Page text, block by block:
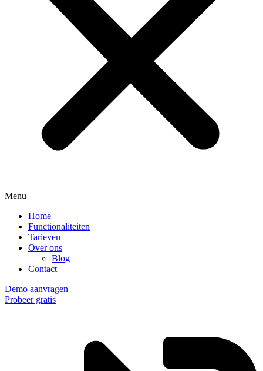
Menu
Home
Functionaliteiten
Tarieven
Over ons
Blog
Contact
Demo aanvragen
Probeer gratis